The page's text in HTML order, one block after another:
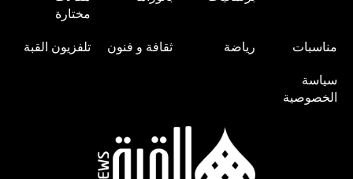
مختارة
مناسبات رياضة ثقافة و فنون تلفزيون القبة
سياسة
الخصوصية